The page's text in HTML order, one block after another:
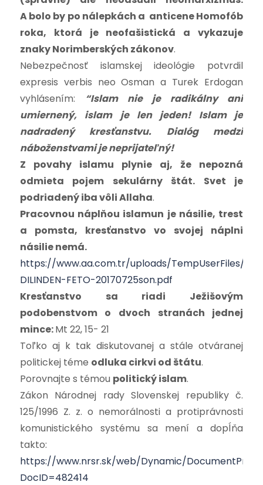
A bolo by po nálepkách a anticene Homofób
roka, ktorá je neofašistická a vykazuje
znaky Norimberských zákonov.
Nebezpečnosť islamskej ideológie potvrdil
expresis verbis neo Osman a Turek Erdogan
vyhlásením: “Islam nie je radikálny ani
umiernený, islam je len jeden! Islam je
nadradený kresťanstvu. Dialóg medzi
náboženstvami je neprijateľný!
Z povahy islamu plynie aj, že nepozná
odmieta pojem sekulárny štát. Svet je
podriadený iba vôli Allaha.
Pracovnou náplňou islamun je násilie, trest
a pomsta, kresťanstvo vo svojej náplni
násilie nemá.
https://www.aa.com.tr/uploads/TempUserFiles/
DILINDEN-FETO-20170725son.pdf
Kresťanstvo sa riadi Ježišovým
podobenstvom o dvoch stranách jednej
mince:Mt 22, 15- 21
Toľko aj k tak diskutovanej a stále otváranej
politickej téme odluka cirkvi od štátu.
Porovnajte s témou politický islam.
Zákon Národnej rady Slovenskej republiky č.
125/1996 Z. z. o nemorálnosti a protiprávnosti
komunistického systému sa mení a dopĺňa
takto:
https://www.nrsr.sk/web/Dynamic/
DocID=482414